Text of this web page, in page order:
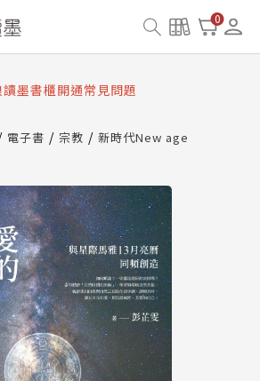
0
讀墨系統維護中，本站同步暫
務
墨數位閱讀資產合併與書櫃開通申請
讀墨書櫃開通常見問題
店服務升級重要說明及資產合併結果
讀墨系統維護中，本站同步暫
務
電子書 宗教
新時代New age